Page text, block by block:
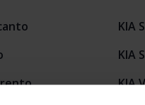
KIA
KIA
KIA